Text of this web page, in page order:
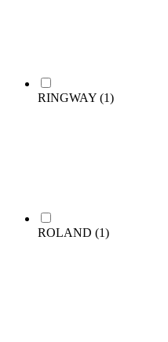
RINGWAY (1)
ROLAND (1)